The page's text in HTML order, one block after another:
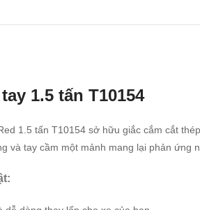
1.5 tấn T10154
1.5 tấn T10154 sở hữu giắc cắm cắt
và tay cầm một mảnh mang lại phản ứng